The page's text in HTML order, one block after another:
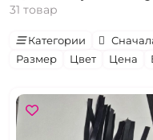
31 товар
Категории
Размер
Цвет Цена